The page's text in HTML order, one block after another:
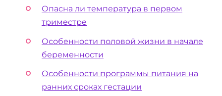
Опасна ли температура в первом
триместре
Особенности половой жизни в начале
беременности
Особенности программы питания на
ранних сроках гестации